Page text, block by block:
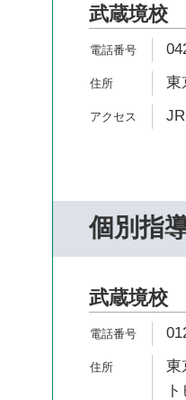
武蔵境校
東
個別指
武蔵境校
東